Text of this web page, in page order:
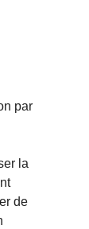
par
la
de